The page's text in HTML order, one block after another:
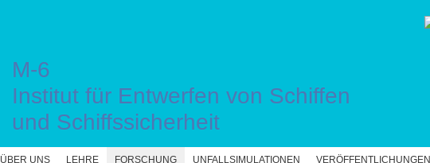
M-6
Institut für Entwerfen von Schiffen
und Schiffssicherheit
ÜBER UNS LEHRE FORSCHUNG UNFALLSIMULATIONEN VERÖFFENTLICHUNGEN